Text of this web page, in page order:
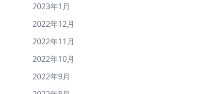
2023年1月
2022年12月
2022年11月
2022年10月
2022年9月